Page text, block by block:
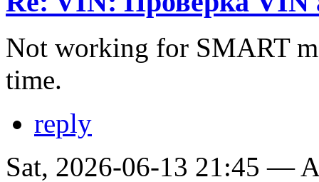
Not working for SMART
time.
reply
Sat, 2026-06-13 21:45 —